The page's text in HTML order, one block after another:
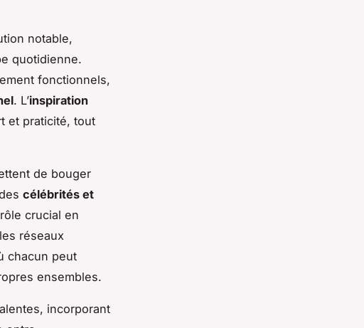
notable,
quotidienne.
fonctionnels,
. L’inspiration
et praticité, tout
de bouger
célébrités et
crucial en
réseaux
chacun peut
ensembles.
incorporant